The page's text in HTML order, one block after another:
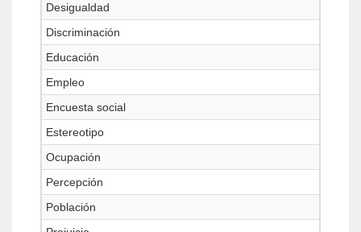
Desigualdad
Discriminación
Educación
Empleo
Encuesta social
Estereotipo
Ocupación
Percepción
Población